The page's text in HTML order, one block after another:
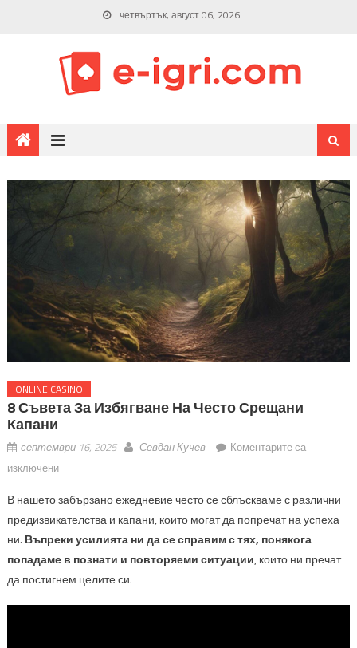
четвъртък, август 06, 2026
ONLINE CASINO
8 Съвета За Избягване На Често Срещани
Капани
септември 16, 2025 Севдан Кучев
Коментарите са
изключениза
съвета
за
избягване
на
често
В нашето забързано ежедневие често се сблъскваме с различни
предизвикателства и капани, които могат да попречат на успеха
ни. Въпреки усилията ни да се справим с тях, понякога
попадаме в познати и повторяеми ситуации, които ни пречат
да постигнем целите си.